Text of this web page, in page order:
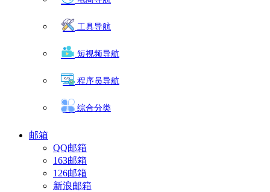
工具导航
短视频导航
程序员导航
综合分类
邮箱
QQ邮箱
163邮箱
126邮箱
新浪邮箱